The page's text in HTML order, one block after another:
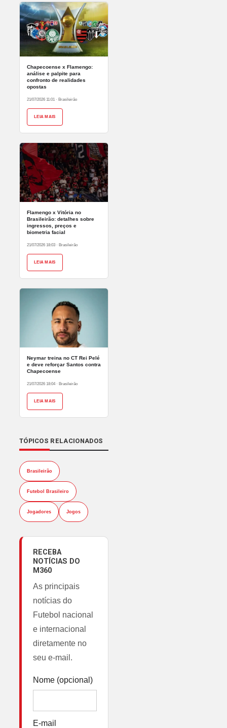
Chapecoense x Flamengo:
análise e palpite para
confronto de realidades
opostas
21/07/2026 11:01 · Brasileirão
LEIA MAIS
Flamengo x Vitória no
Brasileirão: detalhes sobre
ingressos, preços e
biometria facial
21/07/2026 18:03 · Brasileirão
LEIA MAIS
Neymar treina no CT Rei Pelé
e deve reforçar Santos contra
Chapecoense
21/07/2026 18:04 · Brasileirão
LEIA MAIS
TÓPICOS RELACIONADOS
Brasileirão
Futebol Brasileiro
Jogadores Jogos
RECEBA
NOTÍCIAS DO
M360
As principais
notícias do
Futebol nacional
e internacional
diretamente no
seu e-mail.
Nome (opcional)
E-mail